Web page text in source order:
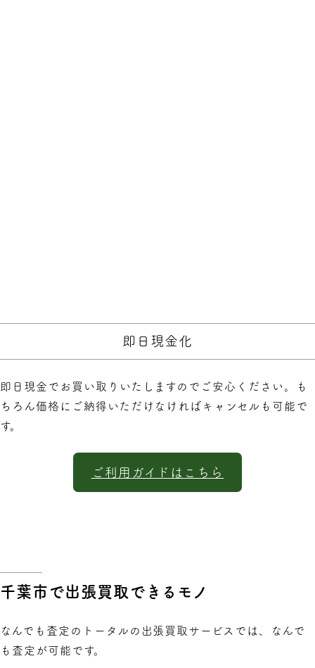
即日現金化
即日現金でお買い取りいたしますのでご安心ください。も
ちろん価格にご納得いただけなければキャンセルも可能で
す。
ご利用ガイドはこちら
千葉市で出張買取できるモノ
なんでも査定のトータルの出張買取サービスでは、なんで
も査定が可能です。